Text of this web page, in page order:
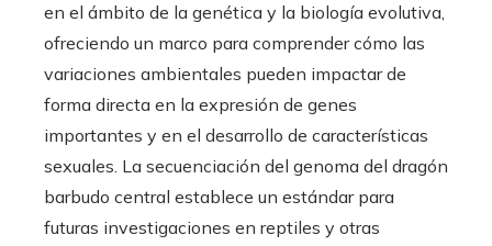
en el ámbito de la genética y la biología evolutiva,
ofreciendo un marco para comprender cómo las
variaciones ambientales pueden impactar de
forma directa en la expresión de genes
importantes y en el desarrollo de características
sexuales. La secuenciación del genoma del dragón
barbudo central establece un estándar para
futuras investigaciones en reptiles y otras